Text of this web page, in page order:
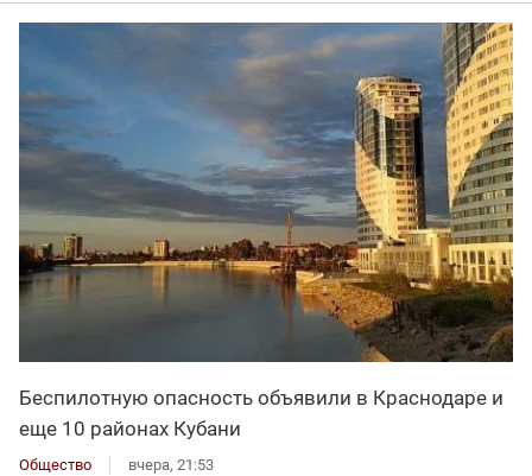
Беспилотную опасность объявили в Краснодаре и
еще 10 районах Кубани
Общество вчера, 21:53